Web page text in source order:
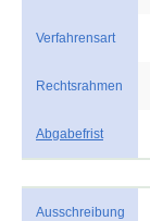
Verfahrensart
Rechtsrahmen
Abgabefrist
Ausschreibung